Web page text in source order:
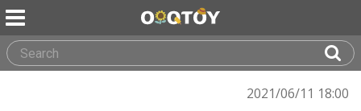
2021/06/11 18:00